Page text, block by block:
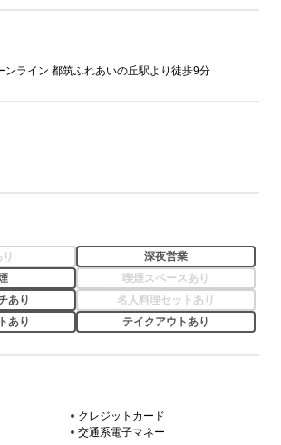
ンライン 都筑ふれあいの丘駅より徒歩9分
深夜営業
喫煙スペースあり
あり
名人料理セットあり
あり
テイクアウトあり
クレジットカード
交通系電子マネー